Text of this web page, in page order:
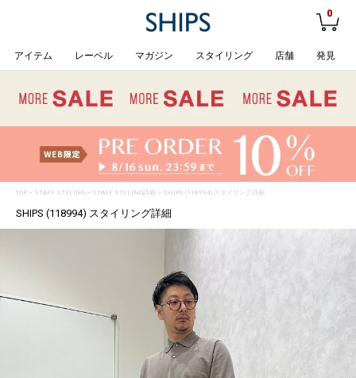
0
アイテム レーベル マガジン スタイリング 店舗 発見
TOP> STAFF STYLING> STAFF STYLING詳細 > SHIPS (118994) スタイリング詳細
SHIPS (118994) スタイリング詳細